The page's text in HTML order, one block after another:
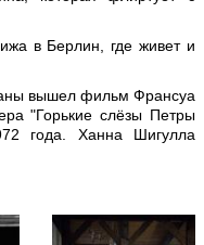
в Берлин, где живет и
вышел фильм Франсуа
"Горькие слёзы Петры
года. Ханна Шигулла